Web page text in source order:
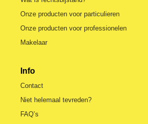
Onze producten voor particulieren
Onze producten voor professionelen
Makelaar
Info
Contact
Niet helemaal tevreden?
FAQ’s